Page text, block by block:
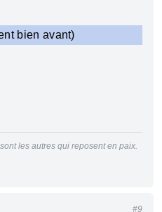
bien avant)
les autres qui reposent en paix.
#9